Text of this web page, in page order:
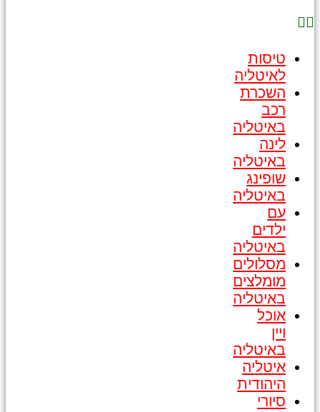
טיסות
לאיטליה
השכרת
רכב
באיטליה
לינה
באיטליה
שופינג
באיטליה
עם
ילדים
באיטליה
מסלולים
מומלצים
באיטליה
אוכל
ויין
באיטליה
איטליה
היהודית
סיורי